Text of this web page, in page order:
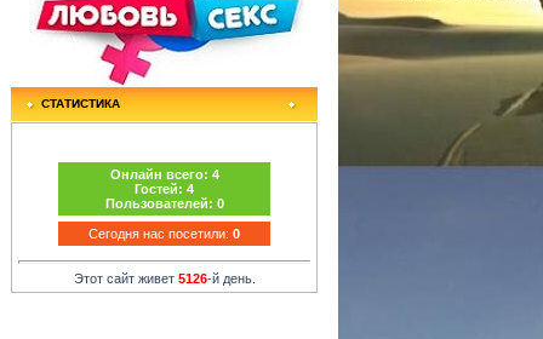
СТАТИСТИКА
Онлайн всего: 4
Гостей: 4
Пользователей: 0
Сегодня нас посетили: 0
Этот сайт живет 5126-й день.